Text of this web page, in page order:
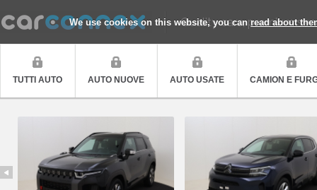
We use cookies on this website, you canread about
Quality cars, premium
TUTTI AUTO AUTO NUOVE AUTO USATE CAMION E